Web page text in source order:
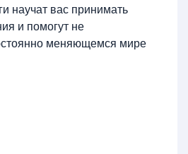
научат вас принимать
и помогут не
меняющемся мире